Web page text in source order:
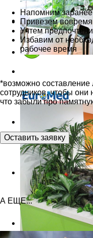
Напомним заранее
Привезем вовремя
Учтем
Избавим от
рабочее время
*возможно
сотрудников, чтобы
что забыли про
Оставить заявку
А ЕЩЕ...